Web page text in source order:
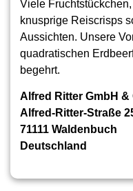
Viele
knusprige Reiscrisps
Aussichten. Unsere
quadratischen
begehrt.
Alfred Ritter GmbH &
Alfred-Ritter-Straße
71111 Waldenbuch
Deutschland